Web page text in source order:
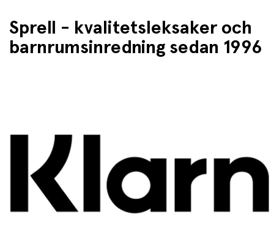
Sprell - kvalitetsleksaker och
barnrumsinredning sedan 1996